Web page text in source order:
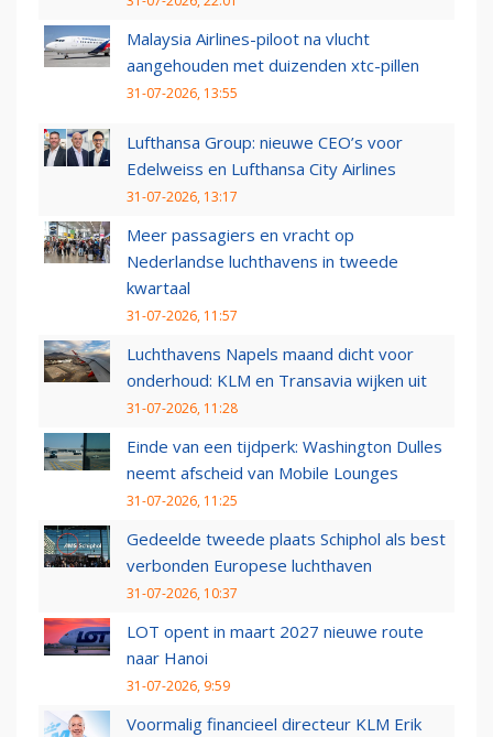
Malaysia Airlines-piloot na vlucht
aangehouden met duizenden xtc-pillen
31-07-2026, 13:55
Lufthansa Group: nieuwe CEO’s voor
Edelweiss en Lufthansa City Airlines
31-07-2026, 13:17
Meer passagiers en vracht op
Nederlandse luchthavens in tweede
kwartaal
31-07-2026, 11:57
Luchthavens Napels maand dicht voor
onderhoud: KLM en Transavia wijken uit
31-07-2026, 11:28
Einde van een tijdperk: Washington Dulles
neemt afscheid van Mobile Lounges
31-07-2026, 11:25
Gedeelde tweede plaats Schiphol als best
verbonden Europese luchthaven
31-07-2026, 10:37
LOT opent in maart 2027 nieuwe route
naar Hanoi
31-07-2026, 9:59
Voormalig financieel directeur KLM Erik